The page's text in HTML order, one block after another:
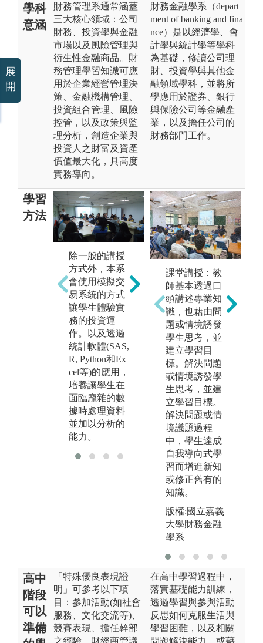
學科
意涵
財務管理系通常涵蓋
三大核心領域：公司
財務、投資學與金融
市場以及風險管理與
衍生性金融商品。財
務管理學習知識可應
用於企業經營管理決
策、金融機構管理、
投資組合管理、風險
控管，以及政策與監
理分析，創造企業與
投資人之財富及資產
價值最大化，具高度
實務導向。
財務金融學系（depart
ment of banking and fina
nce）是以經濟學、會
計學與統計學等學科
為基礎，修讀公司理
財、投資學與其他金
融領域學科，並將所
學應用於證券、銀行
與保險公司等金融產
業，以及擔任公司的
財務部門工作。
學習
方法
除一般的講授
方式外，本系
會使用模擬交
易系統的方式
讓學生體驗實
務的投資運
作。以及透過
統計軟體(SAS,
R, Python和Ex
cel等)的應用，
培養讓學生在
面臨龐雜的數
據時處理資料
並加以分析的
能力。
企業參訪，提
早與職場接軌
課堂講授：教
師基本透過口
頭講述專業知
識，也藉由問
題或情境誘發
學生思考，並
建立學習目
標。解決問題
或情境誘發學
生思考，並建
立學習目標。
解決問題或情
境議題過程
中，學生達成
自我導向式學
習而增進新知
或修正舊有的
知識。
版權:國立嘉義
大學財務金融
學系
高中
階段
可以
準備
「特殊優良表現證
明」可參考以下項
目：參加活動(如社會
服務、文化交流等)、
競賽表現、擔任幹部
之經驗、財經商管議
在高中學習過程中，
落實基礎能力訓練，
透過學習與參與活動
反思如何克服生活與
學習困難，以及相關
問題解決能力、或藉
展
開